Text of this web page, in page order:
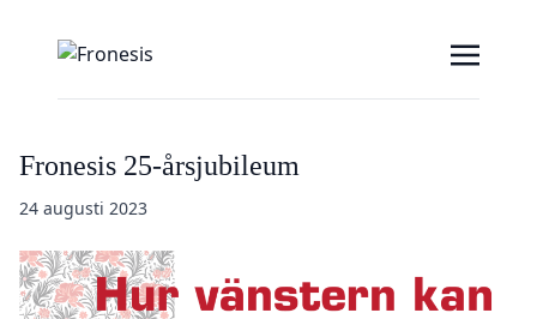
Fronesis 25-årsjubileum
24 augusti 2023